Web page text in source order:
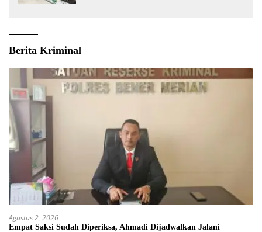
Berita Kriminal
Agustus 2, 2026
Empat Saksi Sudah Diperiksa, Ahmadi Dijadwalkan Jalani